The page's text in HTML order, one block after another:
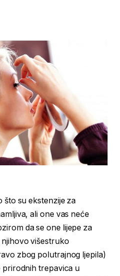
što su ekstenzije za
ali one vas neće
da se one lijepe za
višestruko
zbog polutrajnog ljepila)
prirodnih trepavica u